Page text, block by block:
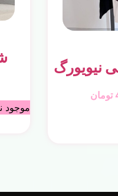
نیویورگ
تومان
موجود